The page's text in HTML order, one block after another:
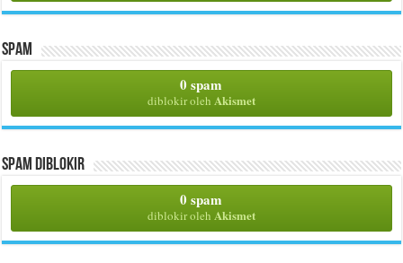
Spam
0 spam
diblokir oleh Akismet
Spam Diblokir
0 spam
diblokir oleh Akismet